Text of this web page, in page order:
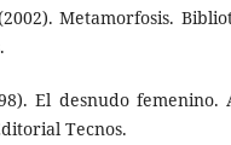
Metamorfosis.
El desnudo femenino.
Tecnos.